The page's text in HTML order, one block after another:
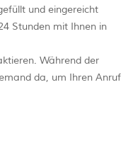
und eingereicht
Stunden mit Ihnen in
Während der
da, um Ihren Anruf